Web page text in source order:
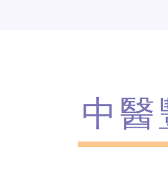
中醫